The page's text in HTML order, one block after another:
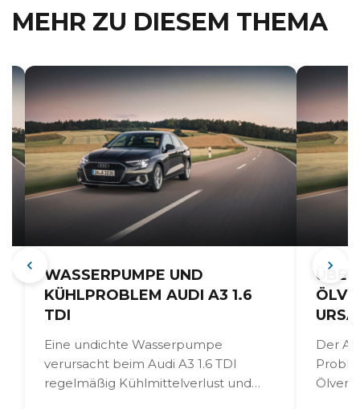
MEHR ZU DIESEM THEMA
WASSERPUMPE UND
KÜHLPROBLEM AUDI A3 1.6
TDI
Eine undichte Wasserpumpe
verursacht beim Audi A3 1.6 TDI
regelmäßig Kühlmittelverlust und
Der